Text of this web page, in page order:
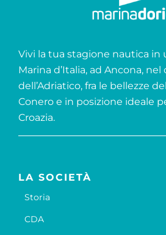
Vivi la tua stagione nautica in
Marina d’Italia, ad Ancona, nel
dell’Adriatico, fra le bellezze
Conero e in posizione ideale
Croazia.
LA SOCIETÀ
Storia
CDA